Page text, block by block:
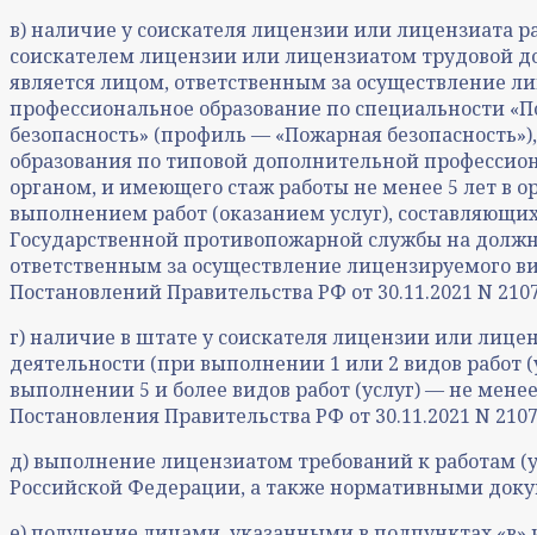
в) наличие у соискателя лицензии или лицензиата
соискателем лицензии или лицензиатом трудовой
является лицом, ответственным за осуществление
профессиональное образование по специальности
безопасность» (профиль — «Пожарная
образования по типовой дополнительной
органом, и имеющего стаж работы не менее 5 лет в
выполнением работ (оказанием услуг),
Государственной противопожарной службы на
ответственным за осуществление лицензируемого
Постановлений Правительства РФ от 30.11.2021 N
г) наличие в штате у соискателя лицензии или
деятельности (при выполнении 1 или 2 видов
выполнении 5 и более видов работ (услуг) — не
Постановления Правительства РФ от 30.11.2021 N
д) выполнение лицензиатом требований к работам
Российской Федерации, а также нормативными